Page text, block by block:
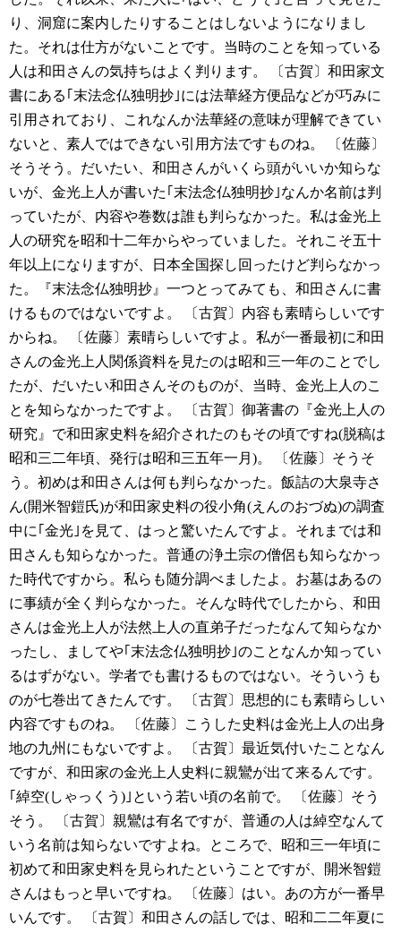
り、洞窟に案内したりすることはしないようになりまし
た。それは仕方がないことです。当時のことを知っている
人は和田さんの気持ちはよく判ります。
〔古賀〕和田家文
書にある｢末法念仏独明抄｣には法華経方便品などが巧みに
引用されており、これなんか法華経の意味が理解できてい
ないと、素人ではできない引用方法ですものね。
〔佐藤〕
そうそう。だいたい、和田さんがいくら頭がいいか知らな
いが、金光上人が書いた｢末法念仏独明抄｣なんか名前は判
っていたが、内容や巻数は誰も判らなかった。私は金光上
人の研究を昭和十二年からやっていました。それこそ五十
年以上になりますが、日本全国探し回ったけど判らなかっ
た。『末法念仏独明抄』一つとってみても、和田さんに書
けるものではないですよ。
〔古賀〕内容も素晴らしいです
からね。
〔佐藤〕素晴らしいですよ。私が一番最初に和田
さんの金光上人関係資料を見たのは昭和三一年のことでし
たが、だいたい和田さんそのものが、当時、金光上人のこ
とを知らなかったですよ。
〔古賀〕御著書の『金光上人の
研究』で和田家史料を紹介されたのもその頃ですね(脱稿は
昭和三二年頃、発行は昭和三五年一月)。
〔佐藤〕そうそ
う。初めは和田さんは何も判らなかった。飯詰の大泉寺さ
ん(開米智鎧氏)が和田家史料の役小角(えんのおづぬ)の調査
中に｢金光｣を見て、はっと驚いたんですよ。それまでは和
田さんも知らなかった。普通の浄土宗の僧侶も知らなかっ
た時代ですから。私らも随分調べましたよ。お墓はあるの
に事績が全く判らなかった。そんな時代でしたから、和田
さんは金光上人が法然上人の直弟子だったなんて知らなか
ったし、ましてや｢末法念仏独明抄｣のことなんか知ってい
るはずがない。学者でも書けるものではない。そういうも
のが七巻出てきたんです。
〔古賀〕思想的にも素晴らしい
内容ですものね。
〔佐藤〕こうした史料は金光上人の出身
地の九州にもないですよ。
〔古賀〕最近気付いたことなん
ですが、和田家の金光上人史料に親鸞が出て来るんです。
｢綽空(しゃっくう)｣という若い頃の名前で。
〔佐藤〕そう
そう。
〔古賀〕親鸞は有名ですが、普通の人は綽空なんて
いう名前は知らないですよね。ところで、昭和三一年頃に
初めて和田家史料を見られたということですが、開米智鎧
さんはもっと早いですね。
〔佐藤〕はい。あの方が一番早
いんです。
〔古賀〕和田さんの話しでは、昭和二二年夏に